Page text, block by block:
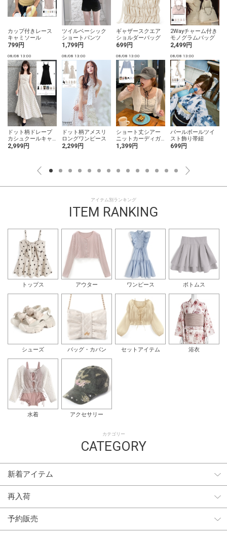
カップ付きレース
キャミソール
799円
ツイルベーシック
ショートパンツ
1,799円
ギャザースクエア
ショルダーバッグ
699円
2Wayチャーム付き
モノグラムバッグ
2,499円
08/08 13:00
ドット柄ドレープ
カシュクールキャ
ミソールワンピー
2,999円
08/08 13:00
ドット柄アメスリ
ロングワンピース
2,299円
08/08 13:00
ショート丈シアー
ニットカーディガ
ン1,399円
08/08 13:00
パールボールツイ
スト飾り帯紐
699円
アイテム別ランキング
ITEM RANKING
トップス アウター ワンピース ボトムス
シューズ バッグ・カバン セットアイテム 浴衣
水着 アクセサリー
カテゴリー
CATEGORY
新着アイテム
再入荷
予約販売